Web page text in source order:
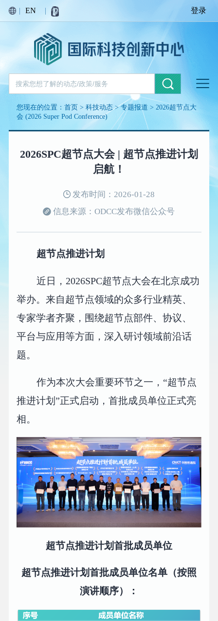
| EN | 登录
您现在的位置：首页 >科技动态>专题报道 > 2026超节点大
会 (2026 Super Pod Conference)
2026SPC超节点大会 | 超节点推进计划
启航！
发布时间：2026-01-28
信息来源：ODCC发布微信公众号
超节点推进计划
近日，2026SPC超节点大会在北京成功
举办。来自超节点领域的众多行业精英、
专家学者齐聚，围绕超节点部件、协议、
平台与应用等方面，深入研讨领域前沿话
题。
作为本次大会重要环节之一，“超节点
推进计划”正式启动，首批成员单位正式亮
相。
超节点推进计划首批成员单位
超节点推进计划首批成员单位名单（按照
演讲顺序）：